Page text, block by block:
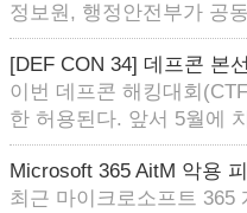
정보원, 행정안전부가 공
[DEF CON 34] 데프콘 본
이번 데프콘 해킹대회
한 허용된다. 앞서 5월에
Microsoft 365 AitM 악용
최근 마이크로소프트 365